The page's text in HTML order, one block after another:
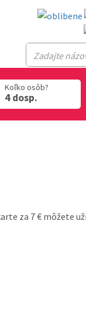
Koľko osôb?
4 dosp.
za 7 € môžete